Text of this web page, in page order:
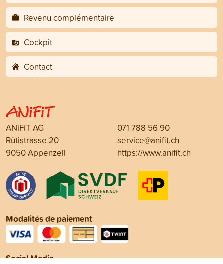
Revenu complémentaire
Cockpit
Contact
ANiFiT AG
Rütistrasse 20
9050 Appenzell
071 788 56 90
service@anifit.ch
https://www.anifit.ch
Modalités de paiement
Social Media